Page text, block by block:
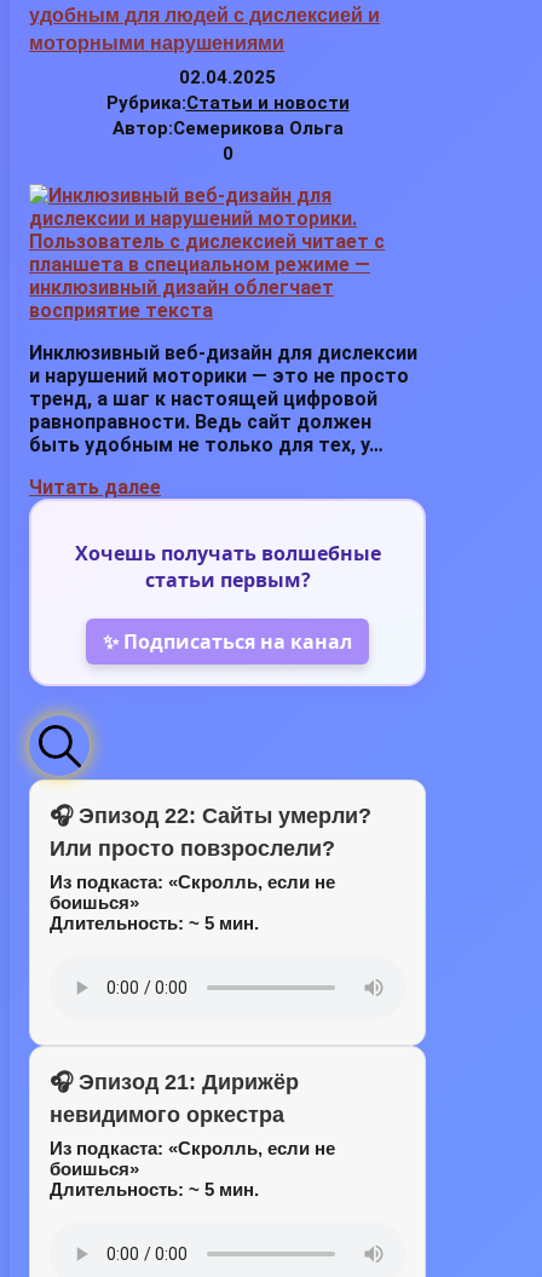
удобным для людей с дислексией и
моторными нарушениями
02.04.2025
Рубрика:Статьи и новости
Автор:Семерикова Ольга
0
Инклюзивный веб-дизайн для дислексии
и нарушений моторики — это не просто
тренд, а шаг к настоящей цифровой
равноправности. Ведь сайт должен
быть удобным не только для тех, у…
Читать далее
Хочешь получать волшебные
статьи первым?
✨ Подписаться на канал
🎧 Эпизод 22: Сайты умерли?
Или просто повзрослели?
Из подкаста: «Скролль, если не
боишься»
Длительность: ~ 5 мин.
🎧 Эпизод 21: Дирижёр
невидимого оркестра
Из подкаста: «Скролль, если не
боишься»
Длительность: ~ 5 мин.